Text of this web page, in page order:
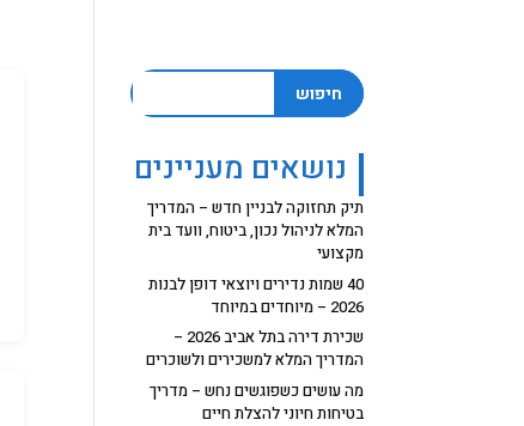
חיפוש
נושאים מעניינים
תיק תחזוקה לבניין חדש – המדריך
המלא לניהול נכון, ביטוח, וועד בית
מקצועי
40 שמות נדירים ויוצאי דופן לבנות
2026 – מיוחדים במיוחד
שכירת דירה בתל אביב 2026 –
המדריך המלא למשכירים ולשוכרים
מה עושים כשפוגשים נחש – מדריך
בטיחות חיוני להצלת חיים